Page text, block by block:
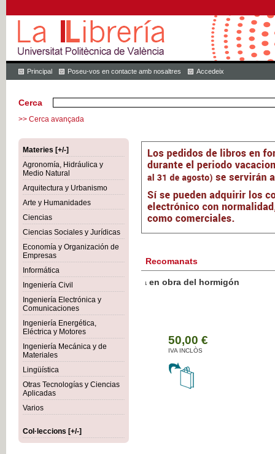
Principal Poseu-vos en contacte amb nosaltres Accedeix
Cerca
>> Cerca avançada
Materies [+/-]
Agronomía, Hidráulica y
Medio Natural
Arquitectura y Urbanismo
Arte y Humanidades
Ciencias
Ciencias Sociales y Jurídicas
Economía y Organización de
Empresas
Informática
Ingeniería Civil
Ingeniería Electrónica y
Comunicaciones
Ingeniería Energética,
Eléctrica y Motores
Ingeniería Mecánica y de
Materiales
Lingüística
Otras Tecnologías y Ciencias
Aplicadas
Varios
Col·leccions [+/-]
Recomanats
Botánica Agroalimentaria